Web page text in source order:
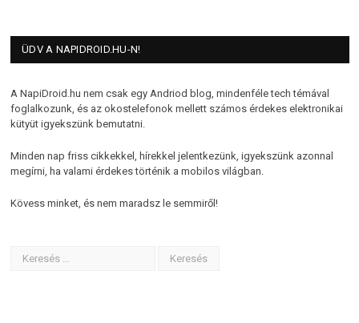
ÜDV A NAPIDROID.HU-N!
A NapiDroid.hu nem csak egy Andriod blog, mindenféle tech témával
foglalkozunk, és az okostelefonok mellett számos érdekes elektronikai
kütyüt igyekszünk bemutatni.
Minden nap friss cikkekkel, hírekkel jelentkezünk, igyekszünk azonnal
megírni, ha valami érdekes történik a mobilos világban.
Kövess minket, és nem maradsz le semmiről!